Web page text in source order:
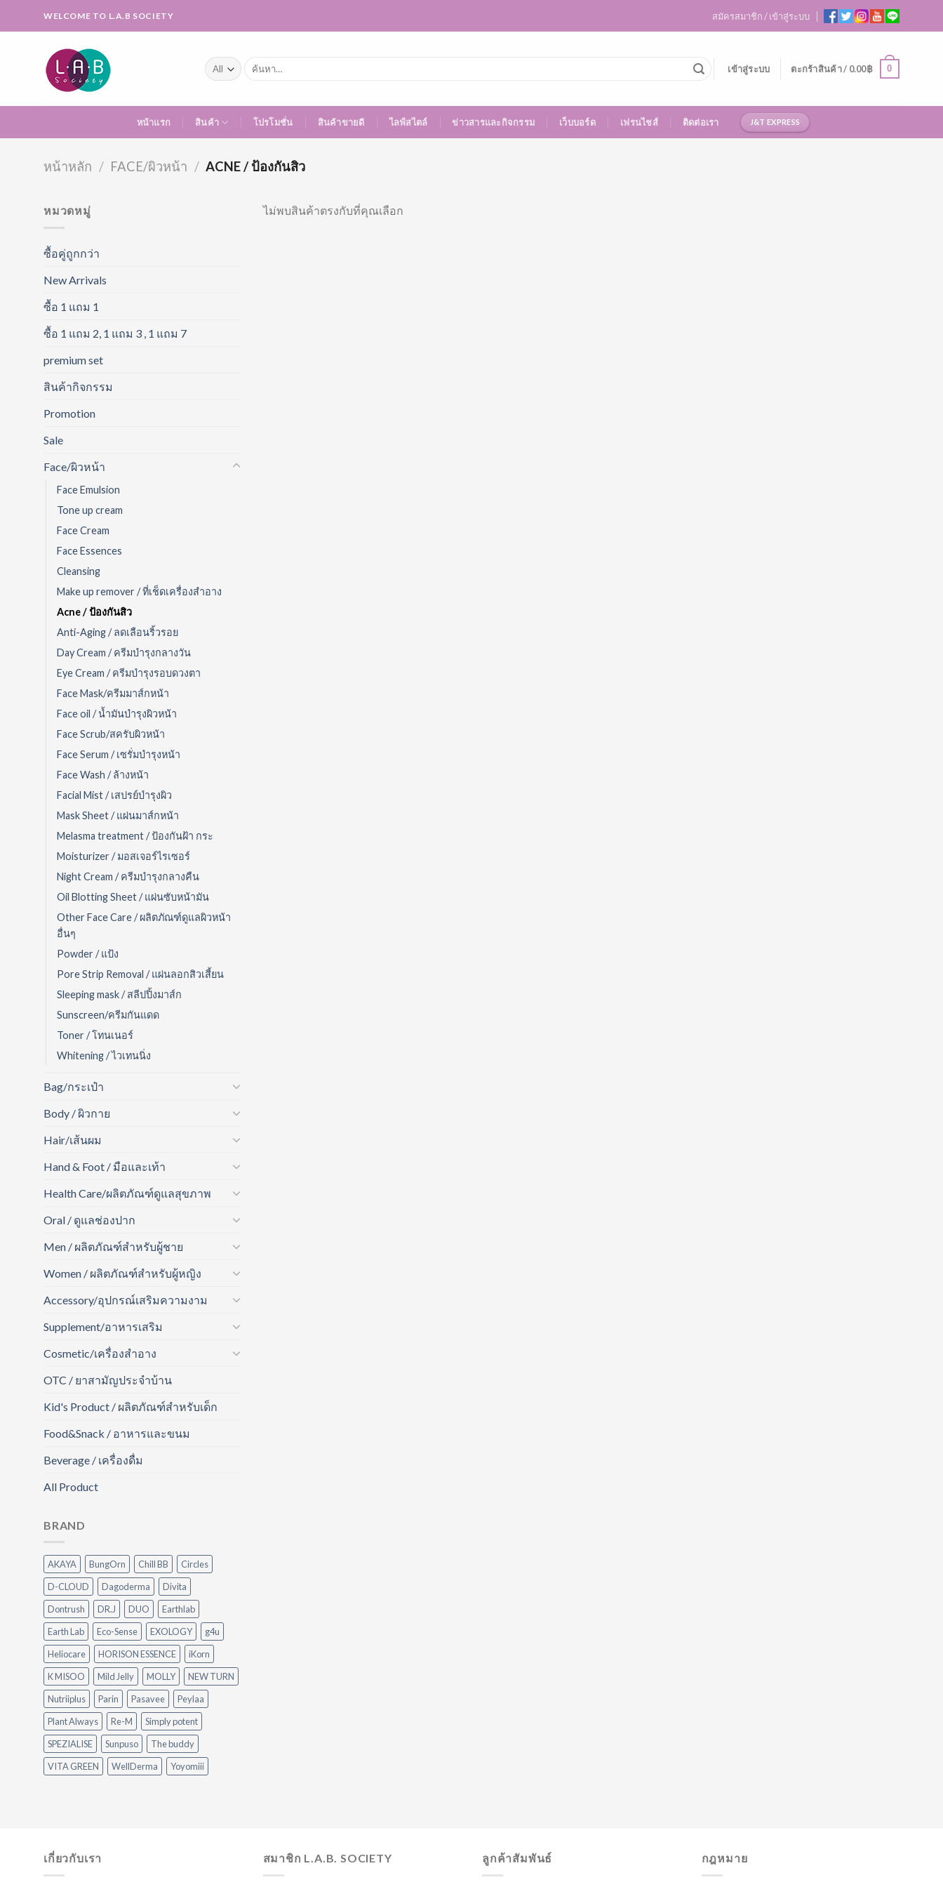
WELCOME TO L.A.B SOCIETY สมัครสมาชิก / เข้าสู่ระบบ
ค้นหา:
เข้าสู่ระบบ ตะกร้าสินค้า / 0.00฿ 0
หน้าแรก สินค้า โปรโมชั่น สินค้าขายดี ไลฟ์สไตล์ ข่าวสารและกิจกรรม เว็บบอร์ด เฟรนไชส์ ติดต่อเรา J&T EXPRESS
หน้าหลัก / FACE/ผิวหน้า / ACNE / ป้องกันสิว
หมวดหมู่
ซื้อคู่ถูกกว่า
New Arrivals
ซื้อ 1 แถม 1
ซื้อ 1 แถม 2, 1 แถม 3 , 1 แถม 7
premium set
สินค้ากิจกรรม
Promotion
Sale
Face/ผิวหน้า
Face Emulsion
Tone up cream
Face Cream
Face Essences
Cleansing
Make up remover / ที่เช็ดเครื่องสำอาง
Acne / ป้องกันสิว
Anti-Aging / ลดเลือนริ้วรอย
Day Cream / ครีมบำรุงกลางวัน
Eye Cream / ครีมบำรุงรอบดวงตา
Face Mask/ครีมมาส์กหน้า
Face oil / น้ำมันบำรุงผิวหน้า
Face Scrub/สครับผิวหน้า
Face Serum / เซรั่มบำรุงหน้า
Face Wash / ล้างหน้า
Facial Mist / เสปรย์บำรุงผิว
Mask Sheet / แผ่นมาส์กหน้า
Melasma treatment / ป้องกันฝ้า กระ
Moisturizer / มอสเจอร์ไรเซอร์
Night Cream / ครีมบำรุงกลางคืน
Oil Blotting Sheet / แผ่นซับหน้ามัน
Other Face Care / ผลิตภัณฑ์ดูแลผิวหน้า
อื่นๆ
Powder / แป้ง
Pore Strip Removal / แผ่นลอกสิวเสี้ยน
Sleeping mask / สลีปปิ้งมาส์ก
Sunscreen/ครีมกันแดด
Toner / โทนเนอร์
Whitening / ไวเทนนิ่ง
Bag/กระเป๋า
Body / ผิวกาย
Hair/เส้นผม
Hand & Foot / มือและเท้า
Health Care/ผลิตภัณฑ์ดูแลสุขภาพ
Oral / ดูแลช่องปาก
Men / ผลิตภัณฑ์สำหรับผู้ชาย
Women / ผลิตภัณฑ์สำหรับผู้หญิง
Accessory/อุปกรณ์เสริมความงาม
Supplement/อาหารเสริม
Cosmetic/เครื่องสำอาง
OTC / ยาสามัญประจำบ้าน
Kid's Product / ผลิตภัณฑ์สำหรับเด็ก
Food&Snack / อาหารและขนม
Beverage / เครื่องดื่ม
All Product
BRAND
AKAYA BungOrn Chill BB
Circles
D-CLOUD
Dagoderma
Divita
Dontrush
DR.J DUO
Earthlab
Earth Lab
Eco-Sense EXOLOGY
g4u
Heliocare
HORISON ESSENCE
iKorn
K MISOO
Mild Jelly MOLLY
NEW TURN
Nutriiplus
Parin Pasavee
Peylaa
Plant Always
Re-M
Simply potent
SPEZIALISE
Sunpuso
The buddy
VITA GREEN
WellDerma Yoyomiii
ไม่พบสินค้าตรงกับที่คุณเลือก
เกี่ยวกับเรา สมาชิก L.A.B. SOCIETY ลูกค้าสัมพันธ์ กฎหมาย